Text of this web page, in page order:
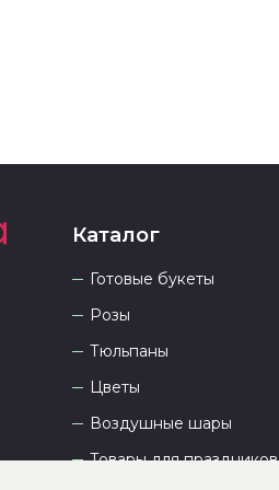
Каталог
Готовые букеты
Розы
Тюльпаны
Цветы
Воздушные шары
Товары для праздников